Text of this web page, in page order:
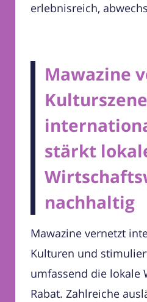
erlebnisreich,
Mawazine
Kulturszene
stärkt
nachhaltig
Mawazine vernetzt
Kulturen und
umfassend die lokale
Rabat. Zahlreiche